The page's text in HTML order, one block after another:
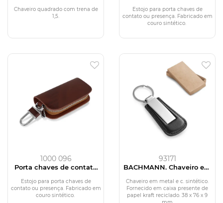
Chaveiro quadrado com trena de
1,5.
Estojo para porta chaves de
contato ou presença. Fabricado em
couro sintético.
1000 096
Porta chaves de contato
Estojo para porta chaves de
contato ou presença. Fabricado em
couro sintético.
93171
BACHMANN. Chaveiro em
Chaveiro em metal e c. sintético.
Fornecido em caixa presente de
papel kraft reciclado. 38 x 76 x 9